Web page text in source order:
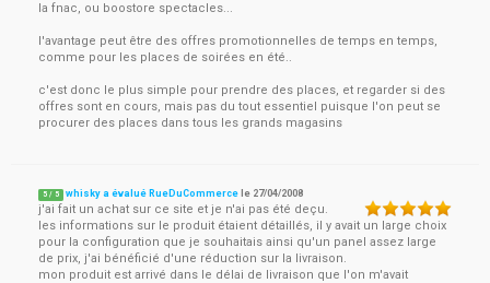
la fnac, ou boostore spectacles...
l'avantage peut être des offres promotionnelles de temps en temps,
comme pour les places de soirées en été..
c'est donc le plus simple pour prendre des places, et regarder si des
offres sont en cours, mais pas du tout essentiel puisque l'on peut se
procurer des places dans tous les grands magasins
5 / 5 whisky a évalué RueDuCommerce le 27/04/2008
j'ai fait un achat sur ce site et je n'ai pas été deçu.
les informations sur le produit étaient détaillés, il y avait un large choix
pour la configuration que je souhaitais ainsi qu'un panel assez large
de prix, j'ai bénéficié d'une réduction sur la livraison.
mon produit est arrivé dans le délai de livraison que l'on m'avait